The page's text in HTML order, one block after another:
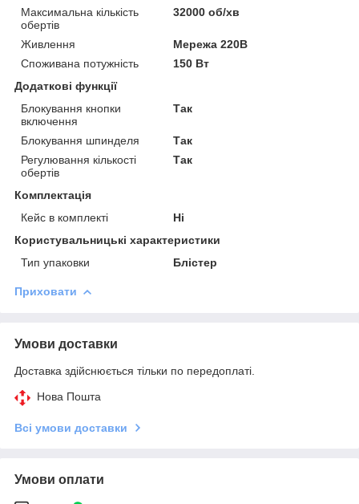
Максимальна кількість
обертів
32000 об/хв
Живлення
Мережа 220В
Споживана потужність
150 Вт
Додаткові функції
Блокування кнопки
включення
Так
Блокування шпинделя
Так
Регулювання кількості
обертів
Так
Комплектація
Кейс в комплекті
Ні
Користувальницькі характеристики
Тип упаковки
Блістер
Приховати
Умови доставки
Доставка здійснюється тільки по передоплаті.
Нова Пошта
Всі умови доставки
Умови оплати